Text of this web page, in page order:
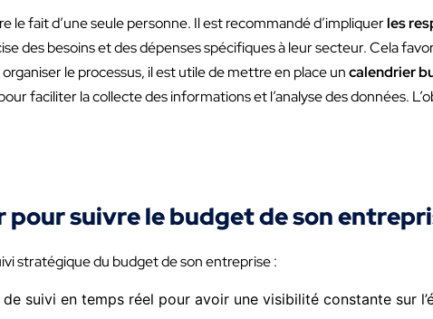
le fait d’une seule personne. Il est recommandé d’impliquerles
des besoins et des dépenses spécifiques à leur secteur. Cela
le processus, il est utile de mettre en place uncalendrier
faciliter la collecte des informations et l’analyse des données.
suivre le budget de son
stratégique du budget de son entreprise :
suivi en temps réel pour avoir une visibilité constante sur